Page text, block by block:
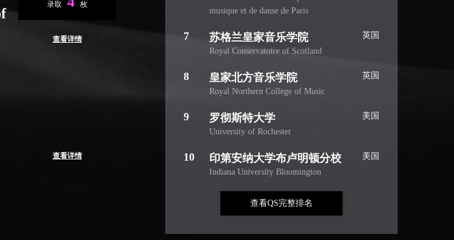
录取 枚
查看详情
查看详情
musique et de danse de Paris
7 苏格兰皇家音乐学院
Royal Conservatoire of Scotland
英国
8 皇家北方音乐学院
Royal Northern College of Music
英国
9 罗彻斯特大学
University of Rochester
美国
10 印第安纳大学布卢明顿分校
Indiana University Bloomington
美国
查看QS完整排名